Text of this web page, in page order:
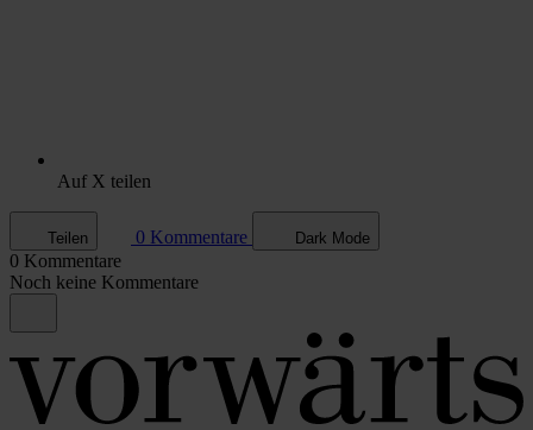
Auf X teilen
Teilen 0 Kommentare Dark Mode
0 Kommentare
Noch keine Kommentare